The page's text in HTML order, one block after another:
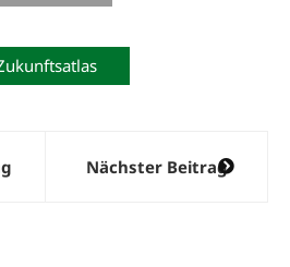
Nächster Beitrag